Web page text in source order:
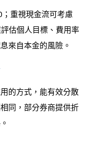
重視現金流可考慮
估個人目標、費用率
來自本金的風險。
的方式，能有效分散
同，部分券商提供折